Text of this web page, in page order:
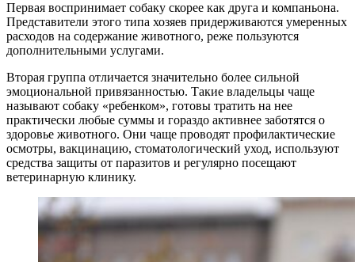
Первая воспринимает собаку скорее как друга и компаньона.
Представители этого типа хозяев придерживаются умеренных
расходов на содержание животного, реже пользуются
дополнительными услугами.
Вторая группа отличается значительно более сильной
эмоциональной привязанностью. Такие владельцы чаще
называют собаку «ребенком», готовы тратить на нее
практически любые суммы и гораздо активнее заботятся о
здоровье животного. Они чаще проводят профилактические
осмотры, вакцинацию, стоматологический уход, используют
средства защиты от паразитов и регулярно посещают
ветеринарную клинику.